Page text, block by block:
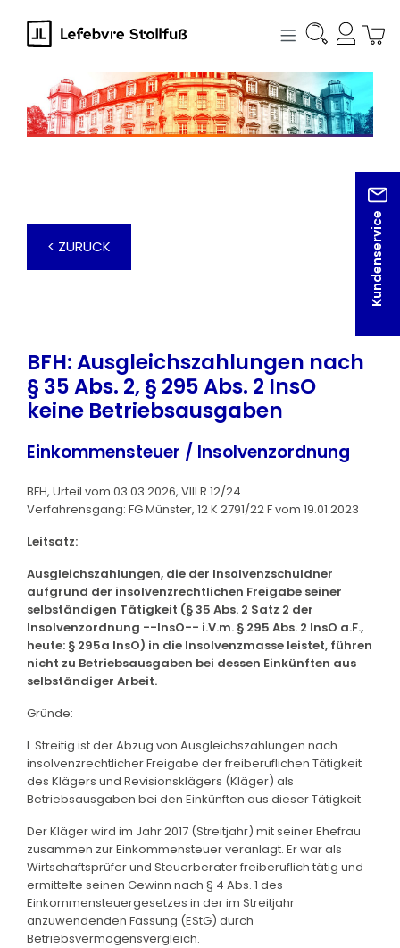
springen
Kundenservice
< ZURÜCK
BFH: Ausgleichszahlungen nach
§ 35 Abs. 2, § 295 Abs. 2 InsO
keine Betriebsausgaben
Einkommensteuer / Insolvenzordnung
BFH, Urteil vom 03.03.2026, VIII R 12/24
Verfahrensgang: FG Münster, 12 K 2791/22 F vom 19.01.2023
Leitsatz:
Ausgleichszahlungen, die der Insolvenzschuldner
aufgrund der insolvenzrechtlichen Freigabe seiner
selbständigen Tätigkeit (§ 35 Abs. 2 Satz 2 der
Insolvenzordnung --InsO-- i.V.m. § 295 Abs. 2 InsO a.F.,
heute: § 295a InsO) in die Insolvenzmasse leistet, führen
nicht zu Betriebsausgaben bei dessen Einkünften aus
selbständiger Arbeit.
Gründe:
I. Streitig ist der Abzug von Ausgleichszahlungen nach
insolvenzrechtlicher Freigabe der freiberuflichen Tätigkeit
des Klägers und Revisionsklägers (Kläger) als
Betriebsausgaben bei den Einkünften aus dieser Tätigkeit.
Der Kläger wird im Jahr 2017 (Streitjahr) mit seiner Ehefrau
zusammen zur Einkommensteuer veranlagt. Er war als
Wirtschaftsprüfer und Steuerberater freiberuflich tätig und
ermittelte seinen Gewinn nach § 4 Abs. 1 des
Einkommensteuergesetzes in der im Streitjahr
anzuwendenden Fassung (EStG) durch
Betriebsvermögensvergleich.